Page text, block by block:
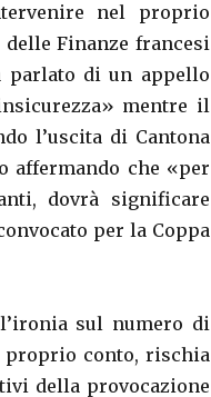
nel proprio
Finanze francesi
parlato di un appello
mentre il
l’uscita di Cantona
affermando che «per
dovrà significare
per la Coppa
sul numero di
proprio conto, rischia
della provocazione